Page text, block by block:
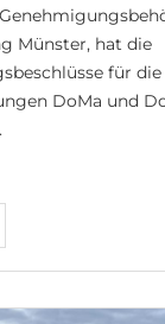
Münster, hat die
für die
DoMa und